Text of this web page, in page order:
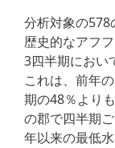
分析対象の578
歴史的なアフ
3四半期におい
これは、前年
期の48％より
の郡で四半期
年以来の最低